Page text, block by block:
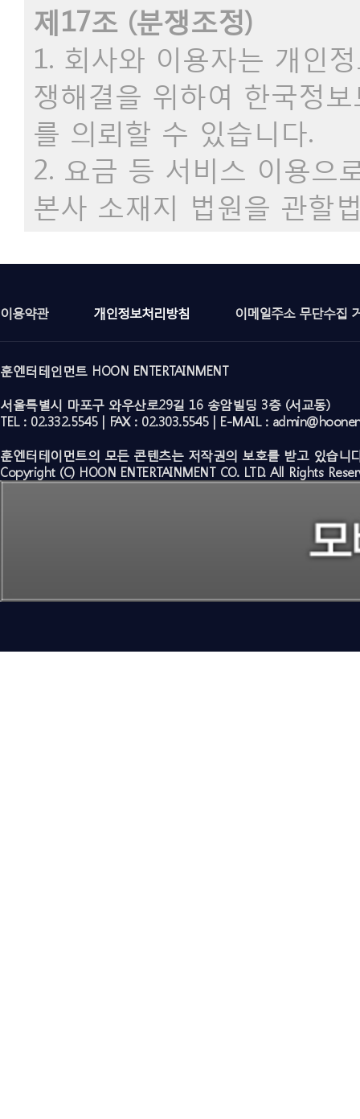
제17조 (분쟁조정)
1. 회사와 이용자는 개인
쟁해결을 위하여 한국정
를 의뢰할 수 있습니다.
2. 요금 등 서비스 이용으
본사 소재지 법원을 관할
이용약관 개인정보처리방침 이메일주소 무단수집
훈엔터테인먼트 HOON ENTERTAINMENT
서울특별시 마포구 와우산로29길 16 송암빌딩 3층 (서교동)
TEL : 02.332.5545 | FAX : 02.303.5545 | E-MAIL :
훈엔터테이먼트의 모든 콘텐츠는 저작권의 보호를 받고 있습니
Copyright (C) HOON ENTERTAINMENT CO. LTD. All Rights